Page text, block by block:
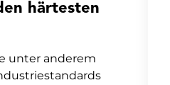
härtesten
unter anderem